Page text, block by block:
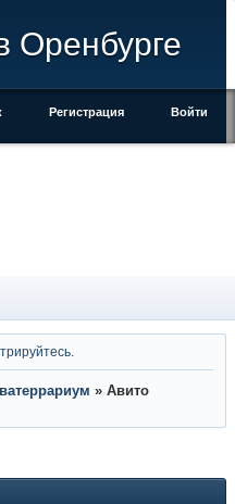
Оренбурге
Регистрация Войти
» Авито